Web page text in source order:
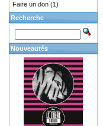
Faire un don (1)
Recherche
Nouveautés